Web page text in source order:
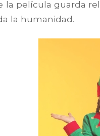
la película guarda
la humanidad.